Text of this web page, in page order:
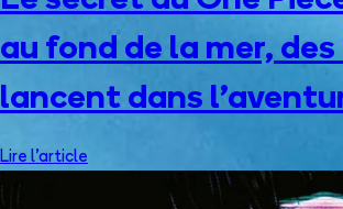
au fond de la mer,
lancent dans
Lire l'article